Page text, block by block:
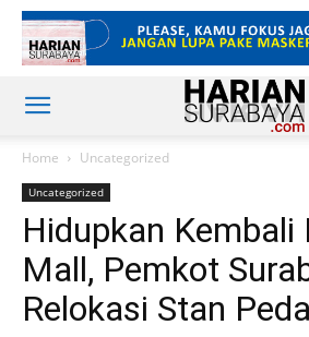
Home Uncategorized
Uncategorized
Hidupkan Kembali
Mall, Pemkot
Relokasi Stan